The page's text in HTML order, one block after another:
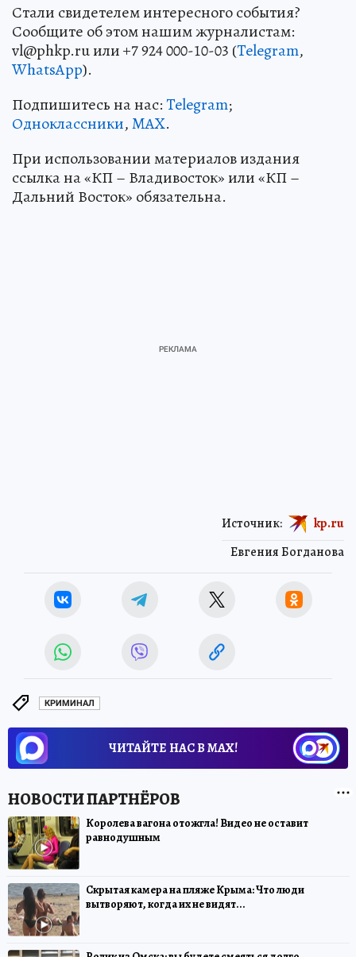
Стали свидетелем интересного события?
Сообщите об этом нашим журналистам:
vl@phkp.ru или +7 924 000-10-03 (Telegram,
WhatsApp).
Подпишитесь на нас:Telegram;
Одноклассники,MAX.
При использовании материалов издания
ссылка на «КП – Владивосток» или «КП –
Дальний Восток» обязательна.
Евгения Богданова
Источник: kp.ru
КРИМИНАЛ
ЧИТАЙТЕ НАС В МАХ!
Королева вагона отожгла! Видео не оставит
равнодушным
Скрытая камера на пляже Крыма: Что люди
вытворяют, когда их не видят...